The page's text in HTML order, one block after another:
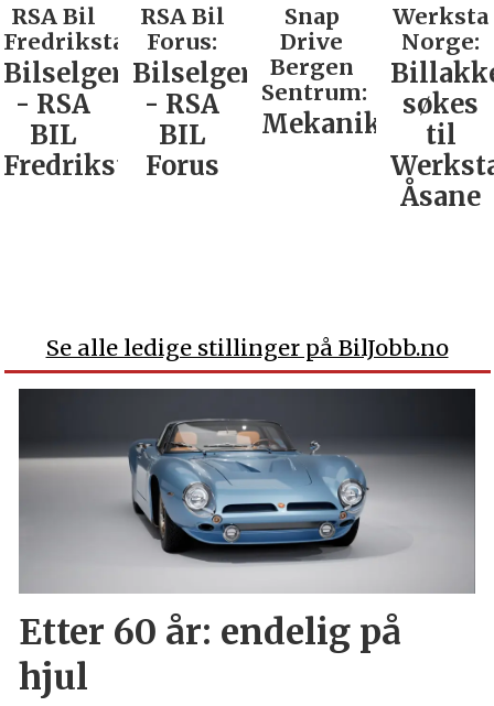
RSA Bil
Fredrikstad:
Bilselger
- RSA
BIL
Fredrikstad
RSA Bil
Forus:
Bilselger
- RSA
BIL
Forus
Snap
Drive
Bergen
Sentrum:
Mekaniker
Werksta
Norge:
søkes
til
Åsane
Se alle ledige stillinger på BilJobb.no
Etter 60 år: endelig på
hjul